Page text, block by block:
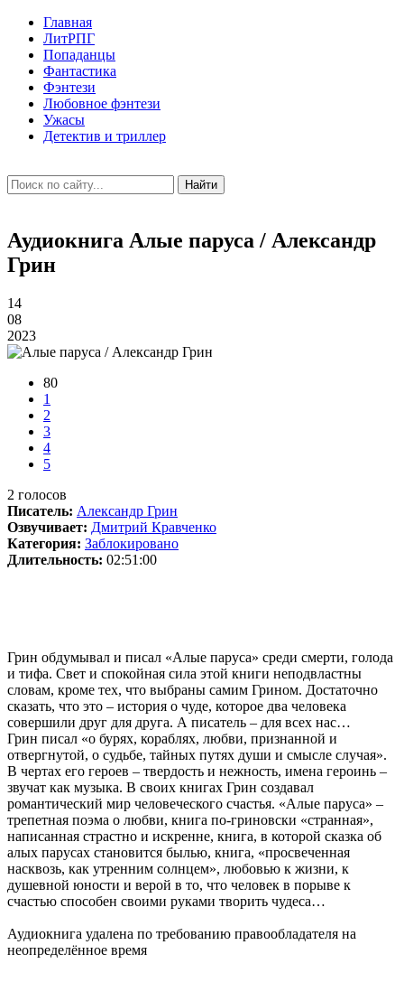
Главная
ЛитРПГ
Попаданцы
Фантастика
Фэнтези
Любовное фэнтези
Ужасы
Детектив и триллер
Найти
Аудиокнига Алые паруса / Александр
Грин
14
08
2023
80
1
2
3
4
5
2 голосов
Писатель: Александр Грин
Озвучивает: Дмитрий Кравченко
Категория: Заблокировано
Длительность: 02:51:00
Грин обдумывал и писал «Алые паруса» среди смерти, голода
и тифа. Свет и спокойная сила этой книги неподвластны
словам, кроме тех, что выбраны самим Грином. Достаточно
сказать, что это – история о чуде, которое два человека
совершили друг для друга. А писатель – для всех нас…
Грин писал «о бурях, кораблях, любви, признанной и
отвергнутой, о судьбе, тайных путях души и смысле случая».
В чертах его героев – твердость и нежность, имена героинь –
звучат как музыка. В своих книгах Грин создавал
романтический мир человеческого счастья. «Алые паруса» –
трепетная поэма о любви, книга по-гриновски «странная»,
написанная страстно и искренне, книга, в которой сказка об
алых парусах становится былью, книга, «просвеченная
насквозь, как утренним солнцем», любовью к жизни, к
душевной юности и верой в то, что человек в порыве к
счастью способен своими руками творить чудеса…
Аудиокнига удалена по требованию правообладателя на
неопределённое время